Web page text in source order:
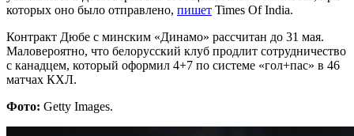
которых оно было отправлено, пишет Times Of India.
Контракт Дюбе с минским «Динамо» рассчитан до 31 мая.
Маловероятно, что белорусский клуб продлит сотрудничество
с канадцем, который оформил 4+7 по системе «гол+пас» в 46
матчах КХЛ.
Фото: Getty Images.